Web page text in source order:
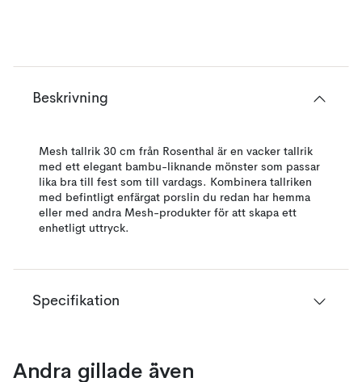
Beskrivning
Mesh tallrik 30 cm från Rosenthal är en vacker tallrik
med ett elegant bambu-liknande mönster som passar
lika bra till fest som till vardags. Kombinera tallriken
med befintligt enfärgat porslin du redan har hemma
eller med andra Mesh-produkter för att skapa ett
enhetligt uttryck.
Specifikation
Andra gillade även